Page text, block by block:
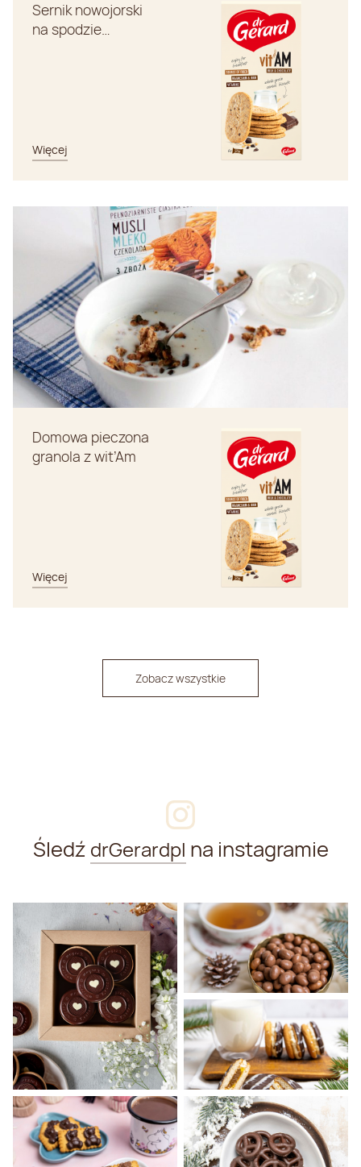
Sernik nowojorski
na spodzie…
Więcej
Domowa pieczona
granola z wit’Am
Więcej
Zobacz wszystkie
Śledź drGerardpl na instagramie